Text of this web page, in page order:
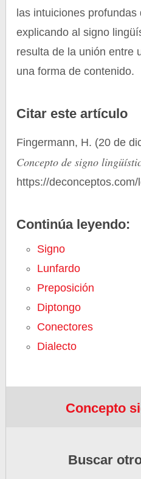
las intuiciones profundas
explicando al signo
resulta de la unión entre
una forma de contenido.
Citar este artículo
Fingermann, H. (20 de
Concepto de signo
https://
Continúa leyendo:
Signo
Lunfardo
Preposición
Diptongo
Conectores
Dialecto
Concepto
Buscar